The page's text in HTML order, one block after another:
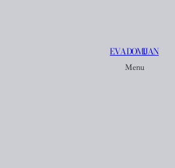
EVA DOMIJAN
Menu